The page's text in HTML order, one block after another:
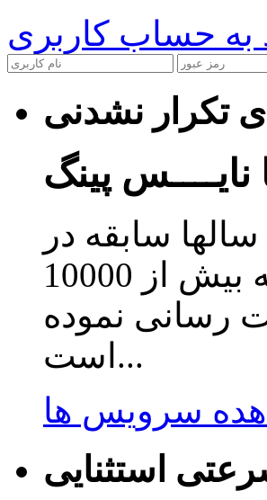
به حساب کاربری
نایــــس پینگ
سابقه در
زمینه ارائه سرویس کاهش پینگ تا اکنون به بیش از 10000
رسانی نموده
است...
سرویس ها
استثنایی